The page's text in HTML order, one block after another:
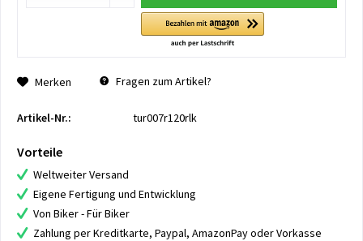
Merken Fragen zum Artikel?
Artikel-Nr.: tur007r120rlk
Vorteile
Weltweiter Versand
Eigene Fertigung und Entwicklung
Von Biker - Für Biker
Zahlung per Kreditkarte, Paypal, AmazonPay oder Vorkasse